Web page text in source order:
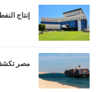
إنتاج
مصر